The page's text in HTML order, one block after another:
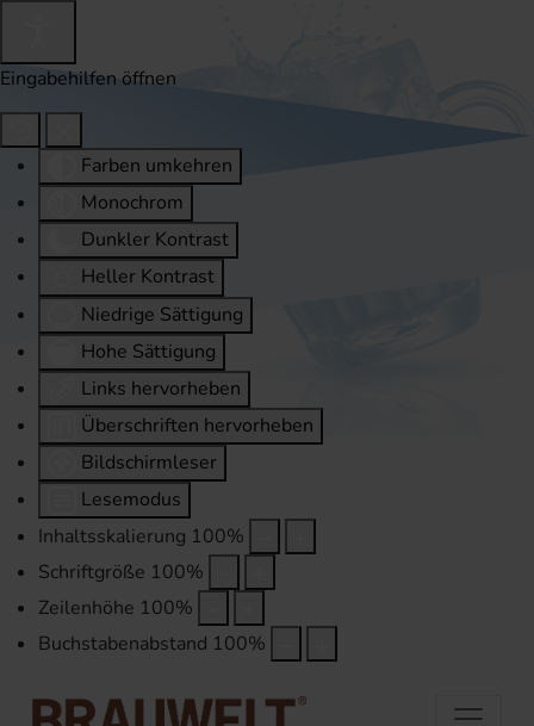
Eingabehilfen öffnen
Farben umkehren
Monochrom
Dunkler Kontrast
Heller Kontrast
Niedrige Sättigung
Hohe Sättigung
Links hervorheben
Überschriften hervorheben
Bildschirmleser
Lesemodus
Inhaltsskalierung 100%
Schriftgröße 100%
Zeilenhöhe 100%
Buchstabenabstand 100%